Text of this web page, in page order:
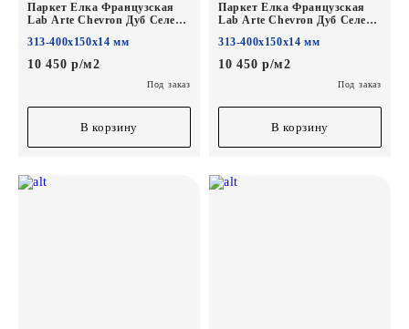
Паркет Елка Французская
Lab Arte Chevron Дуб Селект
400/313х150х14/3/60°
313-400х150х14 мм
10 450 р/м2
Под заказ
В корзину
Паркет Елка Французская
Lab Arte Chevron Дуб Селект
400/313х150х14/3/60°
313-400х150х14 мм
10 450 р/м2
Под заказ
В корзину